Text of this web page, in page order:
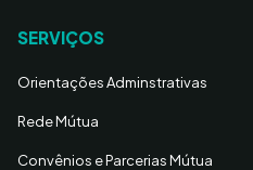
SERVIÇOS
Orientações Adminstrativas
Rede Mútua
Convênios e Parcerias Mútua